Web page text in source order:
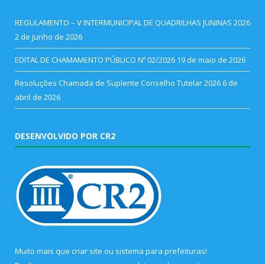
REGULAMENTO – V INTERMUNICIPAL DE QUADRILHAS JUNINAS 2026
2 de junho de 2026
EDITAL DE CHAMAMENTO PÚBLICO Nº 02/2026 19 de maio de 2026
Resoluções Chamada de Suplente Conselho Tutelar 2026 6 de
abril de 2026
DESENVOLVIDO POR CR2
Muito mais que criar site ou sistema para prefeituras!